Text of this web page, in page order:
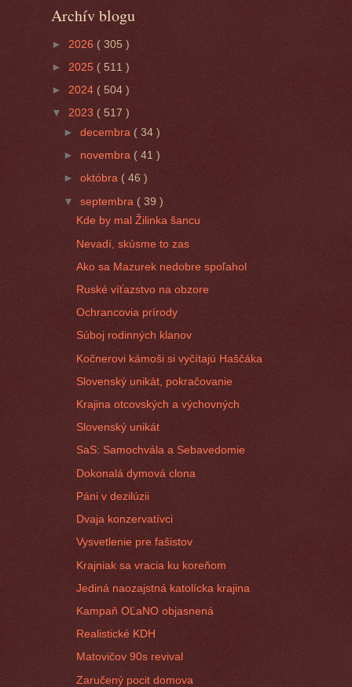
Archív blogu
► 2026 ( 305 )
► 2025 ( 511 )
► 2024 ( 504 )
▼ 2023 ( 517 )
►decembra ( 34 )
► novembra ( 41 )
►októbra ( 46 )
▼septembra( 39 )
Kde by mal Žilinka šancu
Nevadí, skúsme to zas
Ako sa Mazurek nedobre spoľahol
Ruské víťazstvo na obzore
Ochrancovia prírody
Súboj rodinných klanov
Kočnerovi kámoši si vyčítajú Haščáka
Slovenský unikát, pokračovanie
Krajina otcovských a výchovných
Slovenský unikát
SaS: Samochvála a Sebavedomie
Dokonalá dymová clona
Páni v dezilúzii
Dvaja konzervatívci
Vysvetlenie pre fašistov
Krajniak sa vracia ku koreňom
Jediná naozajstná katolícka krajina
Kampaň OĽaNO objasnená
Realistické KDH
Matovičov 90s revival
Zaručený pocit domova